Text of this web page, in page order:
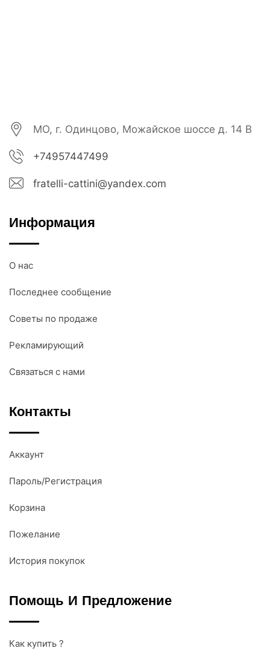
МО, г. Одинцово, Можайское шоссе д. 14 В
+74957447499
fratelli-cattini@yandex.com
Информация
О нас
Последнее сообщение
Советы по продаже
Рекламирующий
Связаться с нами
Контакты
Аккаунт
Пароль/Регистрация
Корзина
Пожелание
История покупок
Помощь И Предложение
Как купить ?